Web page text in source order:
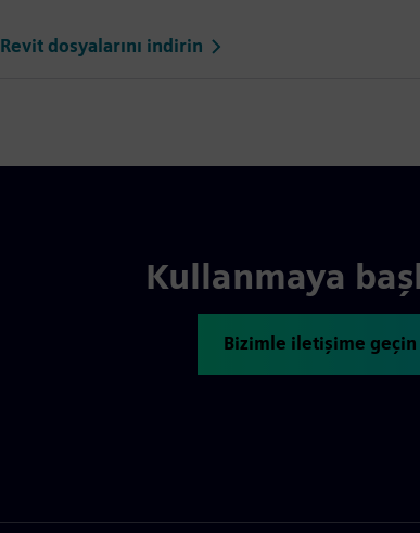
Revit dosyalarını indirin
Kullanmaya
Bizimle iletişime geçin